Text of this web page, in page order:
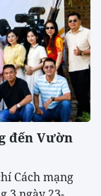
đến Vườn
Cách mạng